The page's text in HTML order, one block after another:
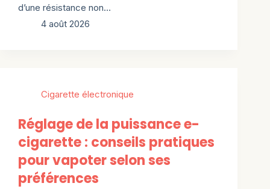
d’une résistance non…
4 août 2026
Cigarette électronique
Réglage de la puissance e-
cigarette : conseils pratiques
pour vapoter selon ses
préférences